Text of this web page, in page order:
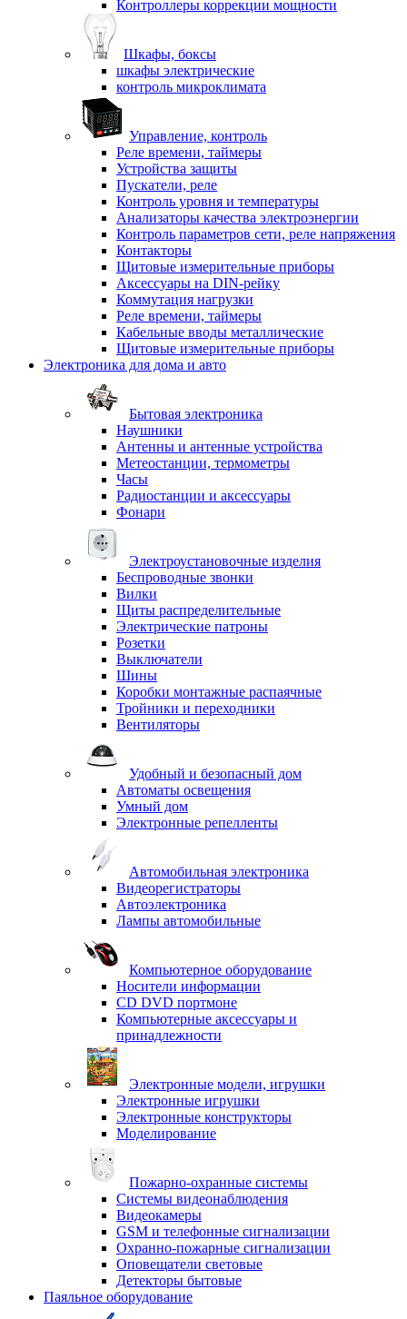
Контроллеры коррекции мощности
Шкафы, боксы
шкафы электрические
контроль микроклимата
Управление, контроль
Реле времени, таймеры
Устройства защиты
Пускатели, реле
Контроль уровня и температуры
Анализаторы качества электроэнергии
Контроль параметров сети, реле напряжения
Контакторы
Щитовые измерительные приборы
Аксессуары на DIN-рейку
Коммутация нагрузки
Реле времени, таймеры
Кабельные вводы металлические
Щитовые измерительные приборы
Электроника для дома и авто
Бытовая электроника
Наушники
Антенны и антенные устройства
Метеостанции, термометры
Часы
Радиостанции и аксессуары
Фонари
Электроустановочные изделия
Беспроводные звонки
Вилки
Щиты распределительные
Электрические патроны
Розетки
Выключатели
Шины
Коробки монтажные распаячные
Тройники и переходники
Вентиляторы
Удобный и безопасный дом
Автоматы освещения
Умный дом
Электронные репелленты
Автомобильная электроника
Видеорегистраторы
Автоэлектроника
Лампы автомобильные
Компьютерное оборудование
Носители информации
CD DVD портмоне
Компьютерные аксессуары и
принадлежности
Электронные модели, игрушки
Электронные игрушки
Электронные конструкторы
Моделирование
Пожарно-охранные системы
Системы видеонаблюдения
Видеокамеры
GSM и телефонные сигнализации
Охранно-пожарные сигнализации
Оповещатели световые
Детекторы бытовые
Паяльное оборудование